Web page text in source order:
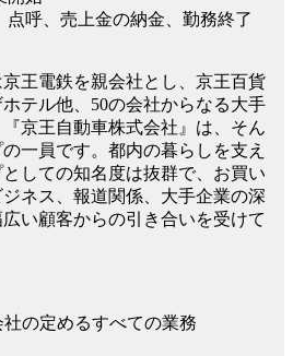
点呼、売上金の納金、勤務終了
王電鉄を親会社とし、京王百貨
テル他、50の会社からなる大手
京王自動車株式会社』は、そん
一員です。都内の暮らしを支え
しての知名度は抜群で、お買い
ネス、報道関係、大手企業の深
い顧客からの引き合いを受けて
の定めるすべての業務